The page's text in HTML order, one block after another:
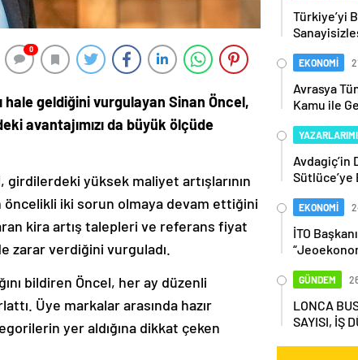
0
hale geldiğini vurgulayan Sinan Öncel,
avantajımızı da büyük ölçüde
girdilerdeki yüksek maliyet artışlarının
öncelikli iki sorun olmaya devam ettiğini
kira artış talepleri ve referans fiyat
zarar verdiğini vurguladı.
bildiren Öncel, her ay düzenli
Üye markalar arasında hazır
yer aldığına dikkat çeken
Türkiye’yi
EKONOMİ
Avrasya
Kamu ile
Avdagiç’in
Sütlüce’ye
EKONOMİ
İTO
Olmalı
GÜNDEM
LONCA
SAYISI, İŞ